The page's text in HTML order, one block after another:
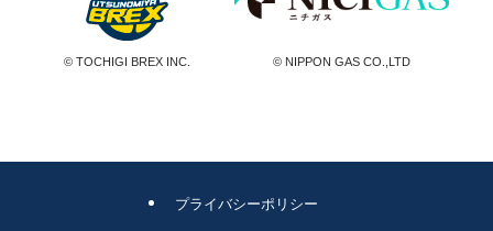
© TOCHIGI BREX INC. © NIPPON GAS CO.,LTD
プライバシーポリシー